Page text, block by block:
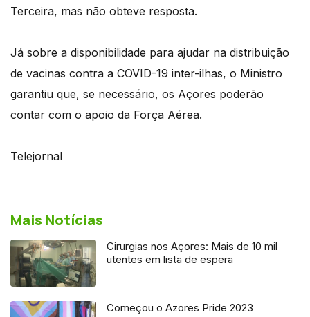
Terceira, mas não obteve resposta.
Já sobre a disponibilidade para ajudar na distribuição
de vacinas contra a COVID-19 inter-ilhas, o Ministro
garantiu que, se necessário, os Açores poderão
contar com o apoio da Força Aérea.
Telejornal
Mais Notícias
Cirurgias nos Açores: Mais de 10 mil
utentes em lista de espera
Começou o Azores Pride 2023